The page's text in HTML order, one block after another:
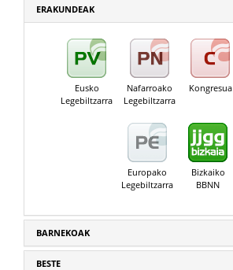
ERAKUNDEAK
Eusko
Legebiltzarra
Nafarroako
Legebiltzarra
Kongresua
Europako
Legebiltzarra
Bizkaiko
BBNN
BARNEKOAK
BESTE